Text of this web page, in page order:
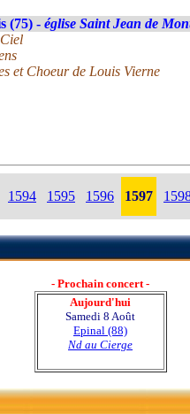
(75) - église Saint Jean de
et Choeur de Louis Vierne
1594 1595 1596 1597
- Prochain concert -
Aujourd'hui
Samedi 8 Août
Epinal (88)
Nd au Cierge